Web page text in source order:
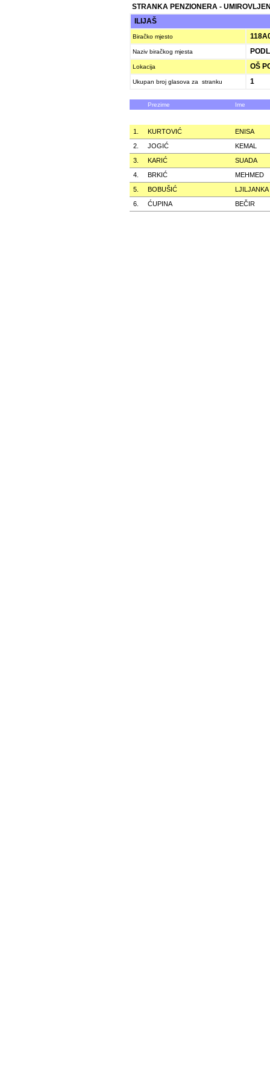
STRANKA PENZIONERA -
ILIJAŠ
Biračko mjesto
Naziv biračkog mjesta
Lokacija OŠ
Ukupan broj glasova za stranku 1
Prezime Ime
1. KURTOVIĆ
ENISA
2.
JOGIĆ
KEMAL
3.
KARIĆ
SUADA
4.
BRKIĆ
MEHMED
5.
BOBUŠIĆ
LJILJANKA
6.
ĆUPINA BEČIR